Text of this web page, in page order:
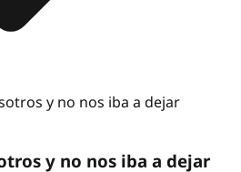
y no nos iba a dejar
y no nos iba a dejar